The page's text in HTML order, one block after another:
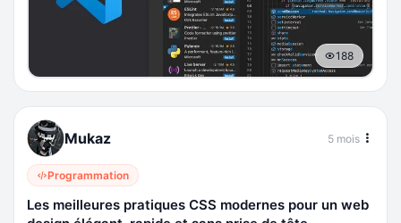
188
Mukaz 5 mois
Programmation
Les meilleures pratiques CSS modernes pour un web